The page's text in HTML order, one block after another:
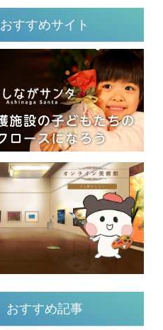
おすすめサイト
おすすめ記事